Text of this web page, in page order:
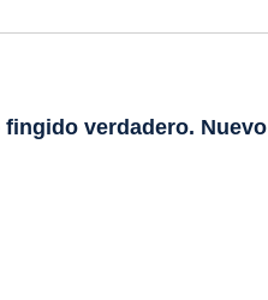
fingido verdadero. Nuevo